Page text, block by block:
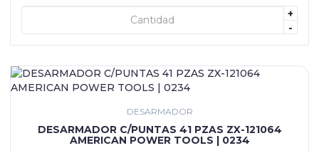
+
-
+ AGREGAR
DESARMADOR
DESARMADOR C/PUNTAS 41 PZAS ZX-121064
AMERICAN POWER TOOLS | 0234